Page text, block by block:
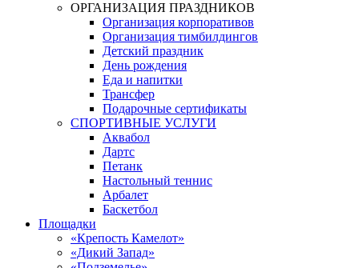
ОРГАНИЗАЦИЯ ПРАЗДНИКОВ
Организация корпоративов
Организация тимбилдингов
Детский праздник
День рождения
Еда и напитки
Трансфер
Подарочные сертификаты
СПОРТИВНЫЕ УСЛУГИ
Аквабол
Дартс
Петанк
Настольный теннис
Арбалет
Баскетбол
Площадки
«Крепость Камелот»
«Дикий Запад»